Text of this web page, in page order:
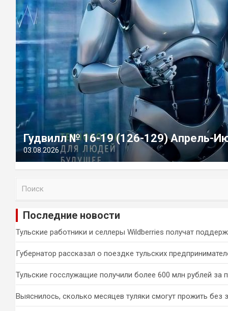
Гудвилл № 16-19 (126-129) Апрель-
03.08.2026
и
Последние новости
Тульские работники и селлеры Wildberries получат
Губернатор рассказал о поездке тульских
Тульские госслужащие получили более 600 млн рублей за
Выяснилось, сколько месяцев туляки смогут прожить без